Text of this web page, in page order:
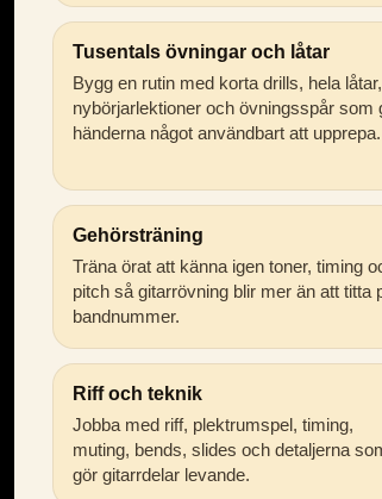
Tusentals övningar och låtar
Bygg en rutin med korta drills, hela låtar,
nybörjarlektioner och övningsspår som
händerna något användbart att upprepa.
Gehörsträning
Träna örat att känna igen toner, timing
pitch så gitarrövning blir mer än att titta
bandnummer.
Riff och teknik
Jobba med riff, plektrumspel, timing,
muting, bends, slides och detaljerna
gör gitarrdelar levande.